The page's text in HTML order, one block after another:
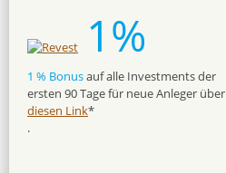
1%
1 % Bonusauf alle Investments der
ersten 90 Tage für neue Anleger über
diesen Link*
.